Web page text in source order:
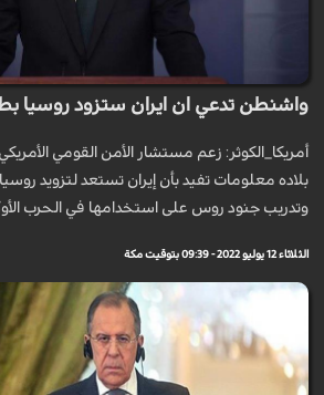
واشنطن تدعي ان ايران ستزود روسيا
أمريكا_الكوثر: زعم مستشار الأمن القومي
بلاده معلومات تفيد بأن إيران تستعد لتزويد
وتدريب جنود روس على استخدامها في الحرب
الثلاثاء 12 يوليو 2022 - 09:39 بتوقيت مكة